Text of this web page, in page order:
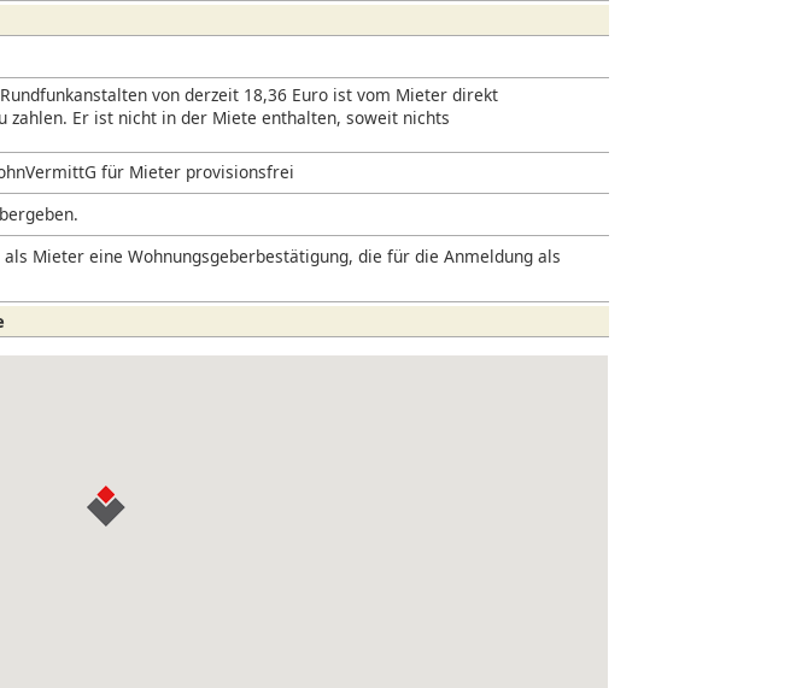
von derzeit 18,36 Euro ist vom Mieter direkt
zahlen. Er ist nicht in der Miete enthalten, soweit nichts
für Mieter provisionsfrei
Mieter eine Wohnungsgeberbestätigung, die für die Anmeldung als